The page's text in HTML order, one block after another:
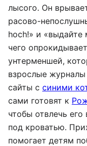
лысого. Он
расово-
hoch!» и «выдайте
чего опрокидывает
унтерменшей,
взрослые
сайты с синими
сами готовят к
чтобы отвлечь его
под кроватью.
помогает детям